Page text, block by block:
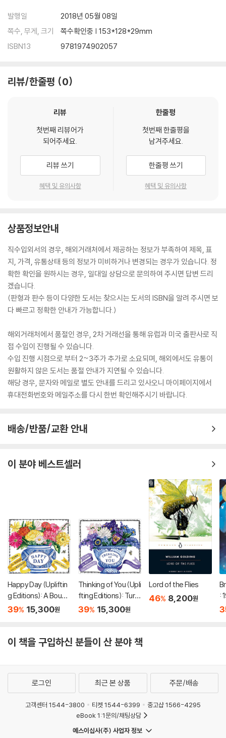
발행일
2018년 05월 08일
쪽수, 무게, 크기
쪽수확인중 | 153*128*29mm
ISBN13
9781974902057
리뷰/한줄평 0
리뷰
첫번째 리뷰어가
되어주세요.
리뷰 쓰기
혜택 및 유의사항
한줄평
첫번째 한줄평을
남겨주세요.
한줄평 쓰기
혜택 및 유의사항
상품정보안내
직수입외서의 경우, 해외거래처에서 제공하는 정보가 부족하여 제목, 표
지, 가격, 유통상태 등의 정보가 미비하거나 변경되는 경우가 있습니다. 정
확한 확인을 원하시는 경우, 일대일 상담으로 문의하여 주시면 답변 드리
겠습니다.
(판형과 판수 등이 다양한 도서는 찾으시는 도서의 ISBN을 알려 주시면 보
다 빠르고 정확한 안내가 가능합니다.)
해외거래처에서 품절인 경우, 2차 거래선을 통해 유럽과 미국 출판사로 직
접 수입이 진행될 수 있습니다.
수입 진행 시점으로 부터 2~3주가 추가로 소요되며, 해외에서도 유통이
원활하지 않은 도서는 품절 안내가 지연될 수 있습니다.
해당 경우, 문자와 메일로 별도 안내를 드리고 있사오니 마이페이지에서
휴대전화번호와 메일주소를 다시 한번 확인해주시기 바랍니다.
배송/반품/교환 안내
이 분야 베스트셀러
Happy Day (Upliftin
g Editions): A Bouqu
et in a Book (부케북 /
39% 15,300원
Thinking of You (Upli
fting Editions): Turn
This Book Into a Bou
39% 15,300원
Lord of the Flies
46% 8,200원
:
이 책을 구입하신 분들이 산 분야 책
로그인 최근 본 상품 주문/배송
고객센터 1544-3800 티켓 1544-6399
중고샵 1566-4295
eBook 1:1문의/채팅상담
예스이십사(주) 사업자 정보